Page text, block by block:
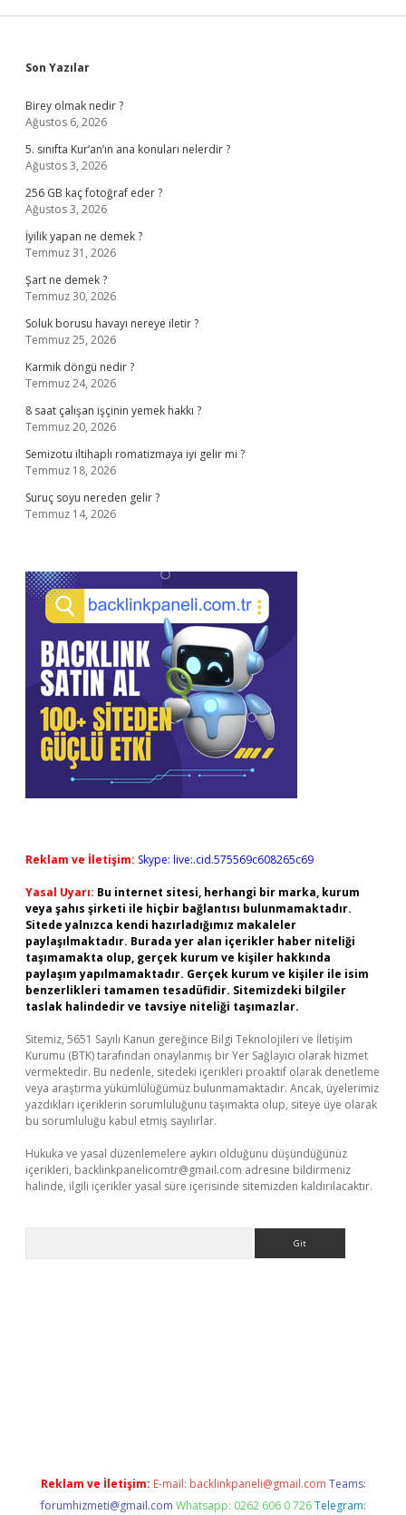
Sidebar
Son Yazılar
Birey olmak nedir ?
Ağustos 6, 2026
5. sınıfta Kur’an’ın ana konuları nelerdir ?
Ağustos 3, 2026
256 GB kaç fotoğraf eder ?
Ağustos 3, 2026
İyilik yapan ne demek ?
Temmuz 31, 2026
Şart ne demek ?
Temmuz 30, 2026
Soluk borusu havayı nereye iletir ?
Temmuz 25, 2026
Karmik döngü nedir ?
Temmuz 24, 2026
8 saat çalışan işçinin yemek hakkı ?
Temmuz 20, 2026
Semizotu iltihaplı romatizmaya iyi gelir mi ?
Temmuz 18, 2026
Suruç soyu nereden gelir ?
Temmuz 14, 2026
Reklam ve İletişim: Skype: live:.cid.575569c608265c69
Yasal Uyarı: Bu internet sitesi, herhangi bir marka, kurum
veya şahıs şirketi ile hiçbir bağlantısı bulunmamaktadır.
Sitede yalnızca kendi hazırladığımız makaleler
paylaşılmaktadır. Burada yer alan içerikler haber niteliği
taşımamakta olup, gerçek kurum ve kişiler hakkında
paylaşım yapılmamaktadır. Gerçek kurum ve kişiler ile isim
benzerlikleri tamamen tesadüfidir. Sitemizdeki bilgiler
taslak halindedir ve tavsiye niteliği taşımazlar.
Sitemiz, 5651 Sayılı Kanun gereğince Bilgi Teknolojileri ve İletişim
Kurumu (BTK) tarafından onaylanmış bir Yer Sağlayıcı olarak hizmet
vermektedir. Bu nedenle, sitedeki içerikleri proaktif olarak denetleme
veya araştırma yükümlülüğümüz bulunmamaktadır. Ancak, üyelerimiz
yazdıkları içeriklerin sorumluluğunu taşımakta olup, siteye üye olarak
bu sorumluluğu kabul etmiş sayılırlar.
Hukuka ve yasal düzenlemelere aykırı olduğunu düşündüğünüz
içerikleri, backlinkpanelicomtr@gmail.com adresine bildirmeniz
halinde, ilgili içerikler yasal süre içerisinde sitemizden kaldırılacaktır.
Reklam ve İletişim: E-mail: backlinkpaneli@gmail.com Teams:
forumhizmeti@gmail.com Whatsapp: 0262 606 0 726 Telegram: